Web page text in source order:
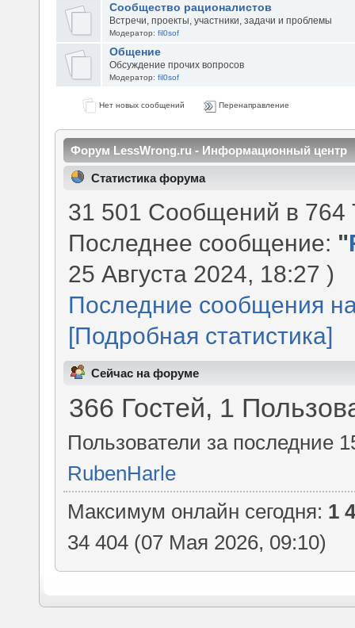
Сообщество рационалистов
Встречи, проекты, участники, задачи и проблемы
Модератор: fil0sof
Общение
Обсуждение прочих вопросов
Модератор: fil0sof
Нет новых сообщений Перенаправление
Форум LessWrong.ru - Информационный центр
Статистика форума
31 501 Сообщений в 764
Последнее сообщение: "
25 Августа 2024, 18:27 )
Последние сообщения
[Подробная статистика]
Сейчас на форуме
366 Гостей, 1
Пользователи за последние
RubenHarle
Максимум онлайн сегодня: 1
34 404 (07 Мая 2026, 09:10)